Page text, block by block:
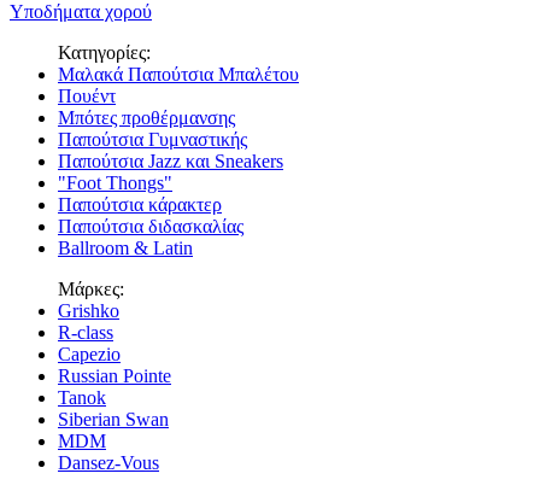
Υποδήματα χορού
Κατηγορίες:
Μαλακά Παπούτσια Μπαλέτου
Πουέντ
Μπότες προθέρμανσης
Παπούτσια Γυμναστικής
Παπούτσια Jazz και Sneakers
"Foot Thongs"
Παπούτσια κάρακτερ
Παπούτσια διδασκαλίας
Ballroom & Latin
Μάρκες:
Grishko
R-class
Capezio
Russian Pointe
Tanok
Siberian Swan
MDM
Dansez-Vous